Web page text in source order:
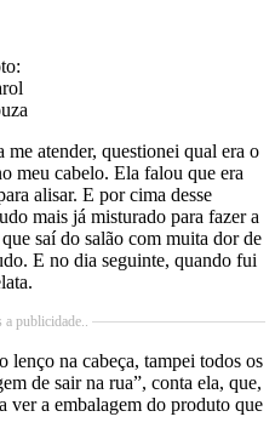
atender, questionei qual era o
meu cabelo. Ela falou que era
alisar. E por cima desse
mais já misturado para fazer a
saí do salão com muita dor de
E no dia seguinte, quando fui
a publicidade..
lenço na cabeça, tampei todos os
de sair na rua”, conta ela, que,
ver a embalagem do produto que